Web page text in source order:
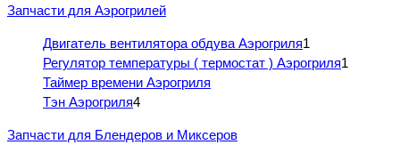
Запчасти для Аэрогрилей
Двигатель вентилятора обдува Аэрогриля1
Регулятор температуры ( термостат ) Аэрогриля1
Таймер времени Аэрогриля
Тэн Аэрогриля4
Запчасти для Блендеров и Миксеров